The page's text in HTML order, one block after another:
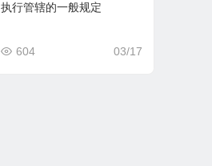
执行管辖的一般规定
03/17
604